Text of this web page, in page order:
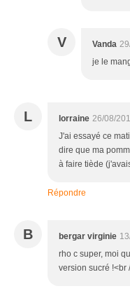
V Vanda
je le
L lorraine 26/08/
J'ai essayé ce
dire que ma
à faire tiède
Répondre
B bergar virginie
rho c super, moi
version sucré !<br